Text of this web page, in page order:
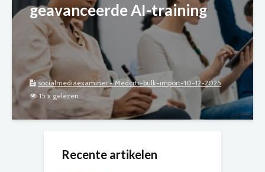
geavanceerde AI-training
socialmediaexaminer - Medcrtr-bulk-import-10-12-2025
15 x gelezen
Recente artikelen